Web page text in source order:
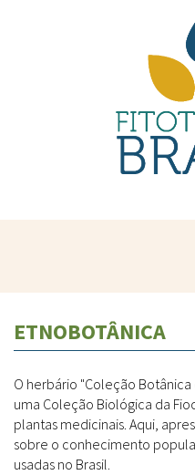
ETNOBOTÂNICA
O herbário "Coleção Botânica
uma Coleção Biológica da
plantas medicinais. Aqui,
sobre o conhecimento
usadas no Brasil.